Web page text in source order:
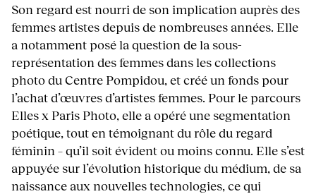
Son regard est nourri de son implication auprès des
femmes artistes depuis de nombreuses années. Elle
a notamment posé la question de la sous-
représentation des femmes dans les collections
photo du Centre Pompidou, et créé un fonds pour
l’achat d’œuvres d’artistes femmes. Pour le parcours
Elles x Paris Photo, elle a opéré une segmentation
poétique, tout en témoignant du rôle du regard
féminin – qu’il soit évident ou moins connu. Elle s’est
appuyée sur l’évolution historique du médium, de sa
naissance aux nouvelles technologies, ce qui